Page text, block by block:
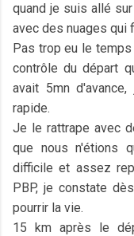
quand je suis allé
avec des nuages qui
Pas trop eu le
contrôle du départ
avait 5mn
rapide.
Je le rattrape avec
que nous n'étions
difficile et assez
PBP, je constate
pourrir la vie.
15 km après le